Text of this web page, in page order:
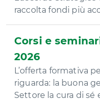
raccolta fondi più
Corsi e
2026
L’offerta formativa
riguarda: la buona
Settore la cura di